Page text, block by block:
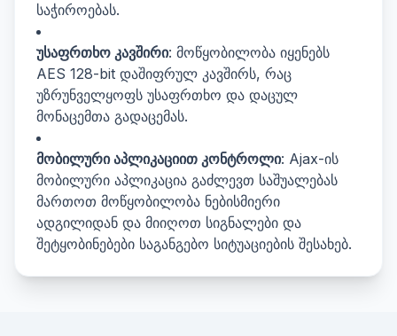
საჭიროებას.
უსაფრთხო კავშირი: მოწყობილობა იყენებს
AES 128-bit დაშიფრულ კავშირს, რაც
უზრუნველყოფს უსაფრთხო და დაცულ
მონაცემთა გადაცემას.
მობილური აპლიკაციით კონტროლი: Ajax-ის
მობილური აპლიკაცია გაძლევთ საშუალებას
მართოთ მოწყობილობა ნებისმიერი
ადგილიდან და მიიღოთ სიგნალები და
შეტყობინებები საგანგებო სიტუაციების შესახებ.